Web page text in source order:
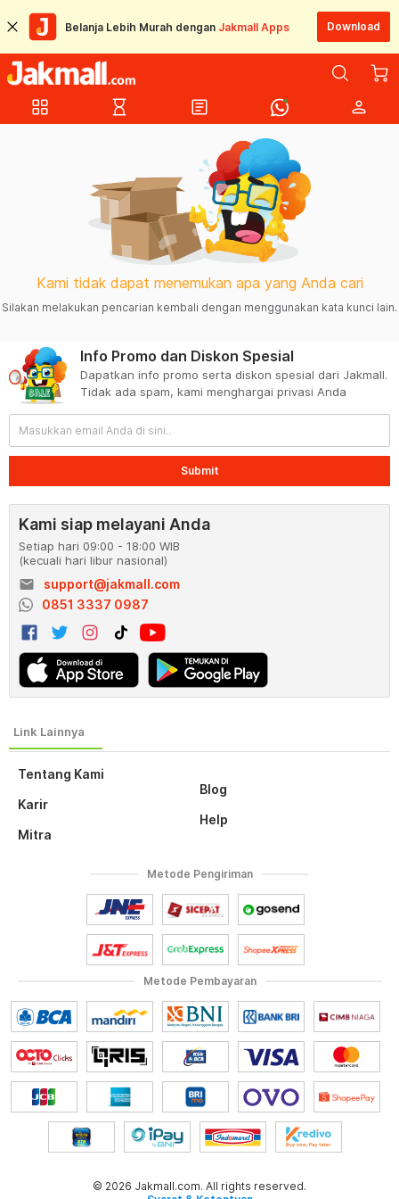
Belanja Lebih Murah dengan Jakmall Apps Download
grid_view hourglass_empty article person
Kami tidak dapat menemukan apa yang Anda cari
Silakan melakukan pencarian kembali dengan menggunakan kata kunci lain.
Tentang Kami
Karir
Mitra
Blog
Help
Info Promo dan Diskon Spesial
Dapatkan info promo serta diskon spesial dari Jakmall.
Tidak ada spam, kami menghargai privasi Anda
Submit
Kami siap melayani Anda
Setiap hari 09:00 - 18:00 WIB
(kecuali hari libur nasional)
email
support@jakmall.com
0851 3337 0987
Metode Pembayaran
Metode Pengiriman
© 2026 Jakmall.com. All rights reserved.